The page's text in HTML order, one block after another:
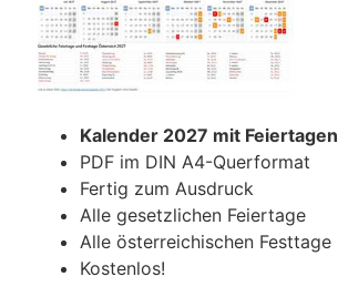
Kalender 2027 mit Feiertagen
PDF im DIN A4-Querformat
Fertig zum Ausdruck
Alle gesetzlichen Feiertage
Alle österreichischen Festtage
Kostenlos!